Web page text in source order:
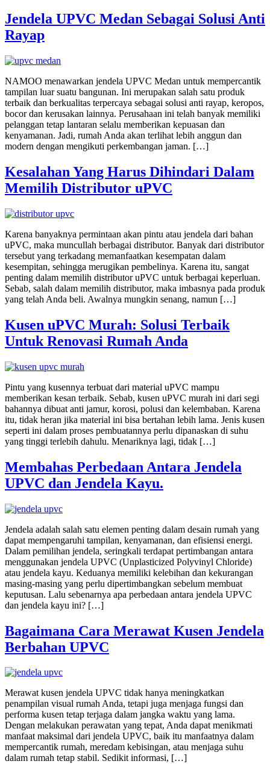
Jendela UPVC Medan Sebagai Solusi Anti
Rayap
NAMOO menawarkan jendela UPVC Medan untuk mempercantik
tampilan luar suatu bangunan. Ini merupakan salah satu produk
terbaik dan berkualitas terpercaya sebagai solusi anti rayap, keropos,
bocor dan kerusakan lainnya. Perusahaan ini telah banyak memiliki
pelanggan tetap lantaran selalu memberikan kepuasan dan
kenyamanan. Jadi, rumah Anda akan terlihat lebih anggun dan
modern dengan mengikuti perkembangan jaman. […]
Kesalahan Yang Harus Dihindari Dalam
Memilih Distributor uPVC
Karena banyaknya permintaan akan pintu atau jendela dari bahan
uPVC, maka muncullah berbagai distributor. Banyak dari distributor
tersebut yang terkadang memanfaatkan kesempatan dalam
kesempitan, sehingga merugikan pembelinya. Karena itu, sangat
penting dalam memilih distributor uPVC untuk berbagai keperluan.
Sebab, salah dalam memilih distributor, maka imbasnya pada produk
yang telah Anda beli. Awalnya mungkin senang, namun […]
Kusen uPVC Murah: Solusi Terbaik
Untuk Renovasi Rumah Anda
Pintu yang kusennya terbuat dari material uPVC mampu
memberikan kesan terbaik. Sebab, kusen uPVC murah ini dari segi
bahannya dibuat anti jamur, korosi, polusi dan kelembaban. Karena
itu, tidak heran jika material ini bisa bertahan lebih lama. Jenis kusen
seperti ini dalam proses pembuatannya perlu dipanaskan di suhu
yang tinggi terlebih dahulu. Menariknya lagi, tidak […]
Membahas Perbedaan Antara Jendela
UPVC dan Jendela Kayu.
Jendela adalah salah satu elemen penting dalam desain rumah yang
dapat mempengaruhi tampilan, kenyamanan, dan efisiensi energi.
Dalam pemilihan jendela, seringkali terdapat pertimbangan antara
menggunakan jendela UPVC (Unplasticized Polyvinyl Chloride)
atau jendela kayu. Keduanya memiliki kelebihan dan kekurangan
masing-masing yang perlu dipertimbangkan sebelum membuat
keputusan. Lalu sebenarnya apa perbedaan antara jendela UPVC
dan jendela kayu ini? […]
Bagaimana Cara Merawat Kusen Jendela
Berbahan UPVC
Merawat kusen jendela UPVC tidak hanya meningkatkan
penampilan visual rumah Anda, tetapi juga menjaga fungsi dan
performa kusen tetap terjaga dalam jangka waktu yang lama.
Dengan melakukan perawatan yang tepat, Anda dapat menikmati
manfaat maksimal dari jendela UPVC, baik itu manfaatnya dalam
mempercantik rumah, meredam kebisingan, atau menjaga suhu
dalam rumah tetap stabil. Sedikit informasi, […]